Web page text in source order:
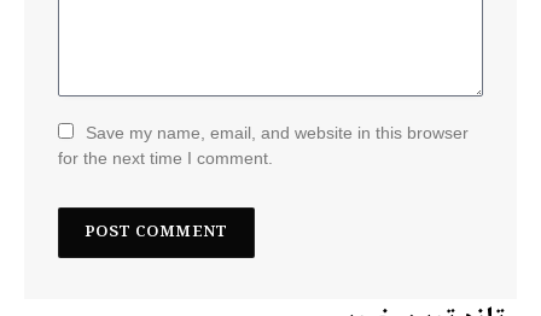
Save my name, email, and website in this browser
for the next time I comment.